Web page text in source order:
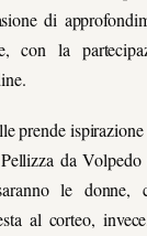
di
con la
prende
da
le donne,
al corteo,